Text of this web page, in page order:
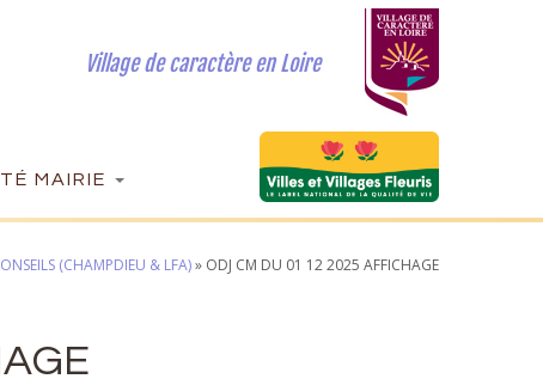
Village de caractère en Loire
MAIRIE
(CHAMPDIEU & LFA)» ODJ CM DU 01 12 2025 AFFICHAGE